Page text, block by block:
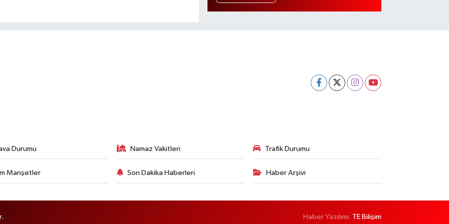
Durumu Namaz Vakitleri Trafik Durumu
Manşetler Son Dakika Haberleri Haber Arşivi
Haber Yazılımı: TE Bilişim